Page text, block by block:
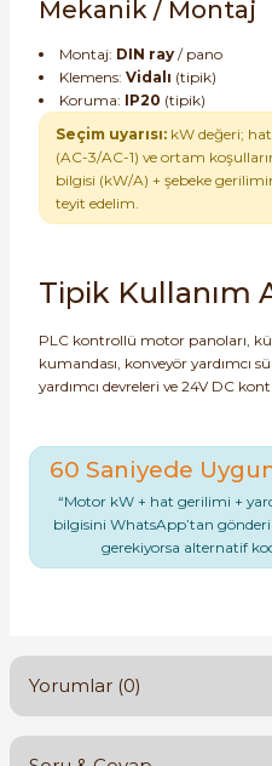
Mekanik / Montaj
Montaj: DIN ray/ pano
Klemens: Vidalı (tipik)
Koruma: IP20 (tipik)
Seçim uyarısı:kW değeri;
(AC-3/AC-1) ve ortam
bilgisi (kW/A) + şebeke
teyit edelim.
Tipik Kullanım
PLC kontrollü motor panoları,
kumandası, konveyör yardımcı
yardımcı devreleri ve 24V DC
60 Saniyede
“Motor kW + hat gerilimi +
bilgisini WhatsApp’tan
gerekiyorsa alternatif
Yorumlar (0)